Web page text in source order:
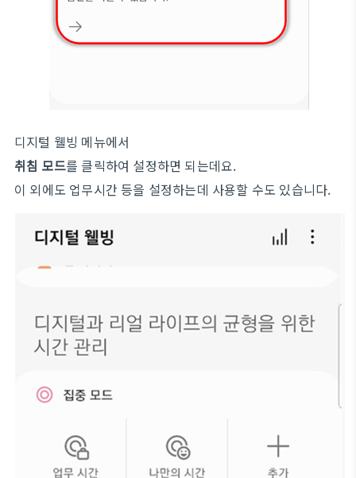
디지털 웰빙 메뉴에서
취침 모드를 클릭하여 설정하면 되는데요.
이 외에도 업무시간 등을 설정하는데 사용할 수도 있습니다.